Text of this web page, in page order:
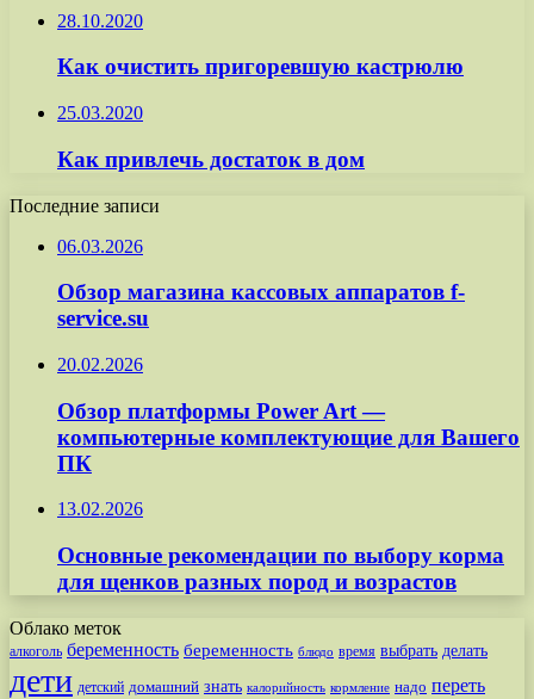
28.10.2020
Как очистить пригоревшую кастрюлю
25.03.2020
Как привлечь достаток в дом
Последние записи
06.03.2026
Обзор магазина кассовых аппаратов f-
service.su
20.02.2026
Обзор платформы Power Art —
компьютерные комплектующие для Вашего
ПК
13.02.2026
Основные рекомендации по выбору корма
для щенков разных пород и возрастов
Облако меток
алкоголь беременность беременность блюдо время выбрать делать
дети детский домашний знать калорийность кормление надо переть